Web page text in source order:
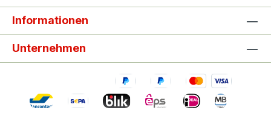
Informationen
Unternehmen